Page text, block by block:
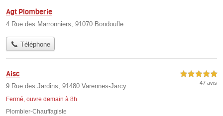
Agt Plomberie
4 Rue des Marronniers, 91070 Bondoufle
Téléphone
Aisc
9 Rue des Jardins, 91480 Varennes-Jarcy
Fermé, ouvre demain à 8h
5,0 étoiles sur 5
47 avis
Plombier-Chauffagiste